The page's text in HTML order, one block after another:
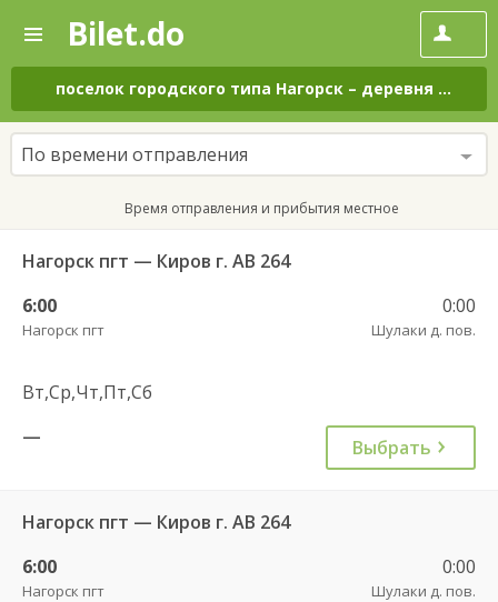
—
Поиск
и
покупка
билетов
на
автобус
онлайн
Bilet.do
поселок городского типа Нагорск – деревня Шулаки
По времени отправления
Время отправления и прибытия местное
Нагорск пгт — Киров г. АВ 264
6:00
Нагорск пгт
0:00
Шулаки д. пов.
Вт,Ср,Чт,Пт,Сб
—
Выбрать
Нагорск пгт — Киров г. АВ 264
6:00
Нагорск пгт
0:00
Шулаки д. пов.